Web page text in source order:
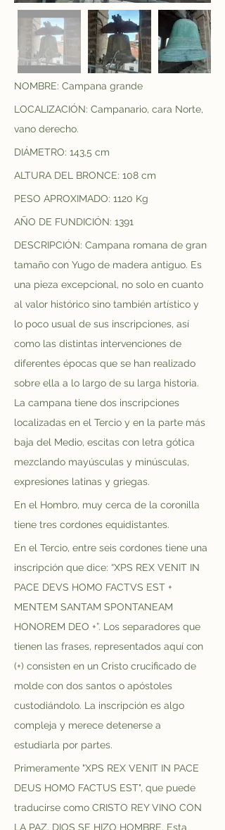
NOMBRE: Campana grande
LOCALIZACIÓN: Campanario, cara Norte,
vano derecho.
DIÁMETRO: 143,5 cm
ALTURA DEL BRONCE: 108 cm
PESO APROXIMADO: 1120 Kg
AÑO DE FUNDICIÓN: 1391
DESCRIPCIÓN: Campana romana de gran
tamaño con Yugo de madera antiguo. Es
una pieza excepcional, no solo en cuanto
al valor histórico sino también artístico y
lo poco usual de sus inscripciones, así
como las distintas intervenciones de
diferentes épocas que se han realizado
sobre ella a lo largo de su larga historia.
La campana tiene dos inscripciones
localizadas en el Tercio y en la parte más
baja del Medio, escitas con letra gótica
mezclando mayúsculas y minúsculas,
expresiones latinas y griegas.
En el Hombro, muy cerca de la coronilla
tiene tres cordones equidistantes.
En el Tercio, entre seis cordones tiene una
inscripción que dice: “XPS REX VENIT IN
PACE DEVS HOMO FACTVS EST +
MENTEM SANTAM SPONTANEAM
HONOREM DEO +”. Los separadores que
tienen las frases, representados aquí con
(+) consisten en un Cristo crucificado de
molde con dos santos o apóstoles
custodiándolo. La inscripción es algo
compleja y merece detenerse a
estudiarla por partes.
Primeramente "XPS REX VENIT IN PACE
DEUS HOMO FACTUS EST", que puede
traducirse como CRISTO REY VINO CON
LA PAZ. DIOS SE HIZO HOMBRE. Esta